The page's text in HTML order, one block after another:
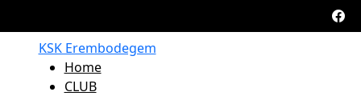
KSK Erembodegem
Home
CLUB